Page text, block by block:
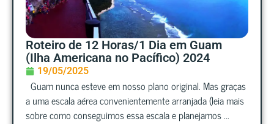
Roteiro de 12 Horas/1 Dia em Guam
(Ilha Americana no Pacífico) 2024
19/05/2025
Guam nunca esteve em nosso plano original. Mas graças
a uma escala aérea convenientemente arranjada (leia mais
sobre como conseguimos essa escala e planejamos ...